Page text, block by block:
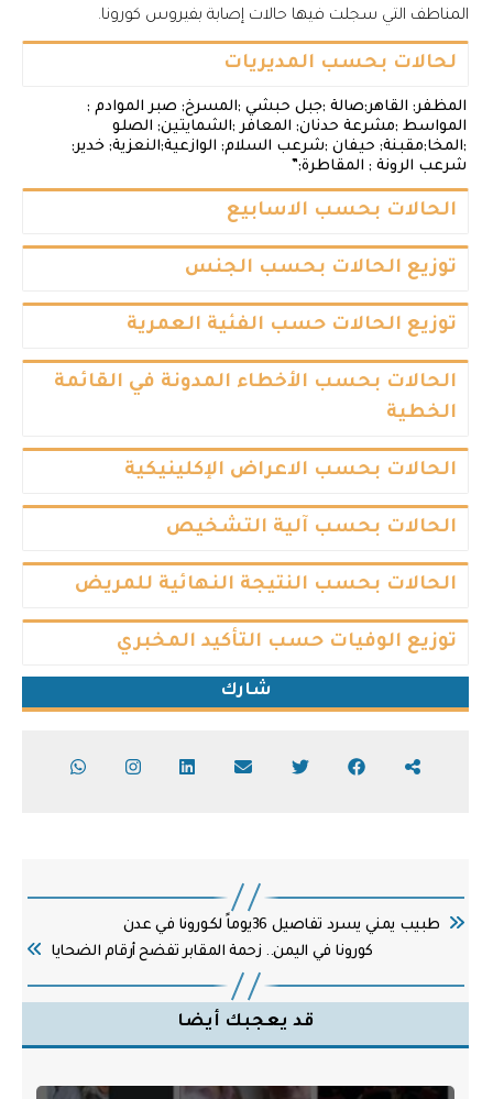
المناطف التي سجلت فيها حالات إصابة بفيروس كورونا.
لحالات بحسب المديريات
المظفر; القاهر;صالة ;جبل حبشي ;المسرخ; صبر الموادم ;
المواسط ;مشرعة حدنان; المعافر ;الشمايتين; الصلو
;المخا;مقبنة; حيفان ;شرعب السلام; الوازعية;النعزية; خدير;
شرعب الرونة ; المقاطرة;”
الحالات بحسب الاسابيع
توزيع الحالات بحسب الجنس
توزيع الحالات حسب الفئية العمرية
الحالات بحسب الأخطاء المدونة في القائمة
الخطية
الحالات بحسب الاعراض الإكلينيكية
الحالات بحسب آلية التشخيص
الحالات بحسب النتيجة النهائية للمريض
توزيع الوفيات حسب التأكيد المخبري
شارك
طبيب يمني يسرد تفاصيل 36يوماً لكورونا في عدن
كورونا في اليمن.. زحمة المقابر تفضح أرقام الضحايا
قد يعجبك أيضا